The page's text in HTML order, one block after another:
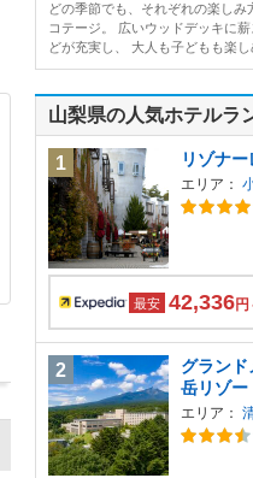
どの季節でも、それぞれの楽しみ
コテージ。 広いウッドデッキに
どが充実し、 大人も子どもも楽し
山梨県の人気ホテルラ
1 リゾナ
エリア：
最安 42,336円
2
グランド
岳リゾー
エリア：